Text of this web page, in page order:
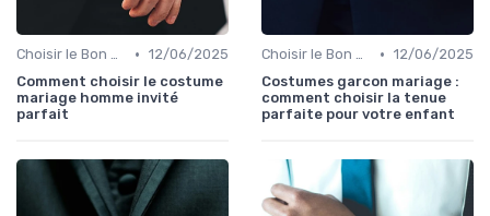
Choisir le Bon Costume • 12/06/2025
Comment choisir le costume
mariage homme invité
parfait
Choisir le Bon Costume • 12/06/2025
Costumes garcon mariage :
comment choisir la tenue
parfaite pour votre enfant